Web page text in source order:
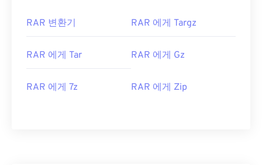
RAR 변환기 RAR 에게 Targz
RAR 에게 Tar RAR 에게 Gz
RAR 에게 7z RAR 에게 Zip